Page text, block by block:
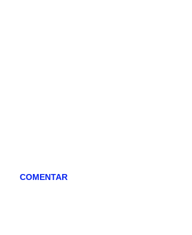
COMENTAR